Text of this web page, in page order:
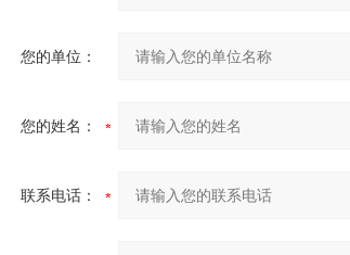
您的单位：
您的姓名：
联系电话：